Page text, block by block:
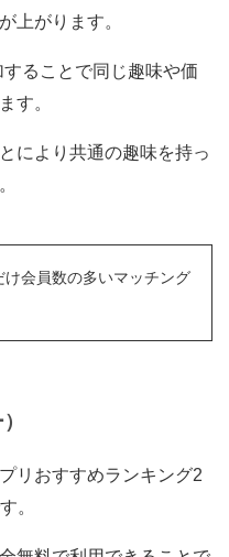
上がります。
ることで同じ趣味や価
す。
により共通の趣味を持っ
会員数の多いマッチング
リおすすめランキング2
。